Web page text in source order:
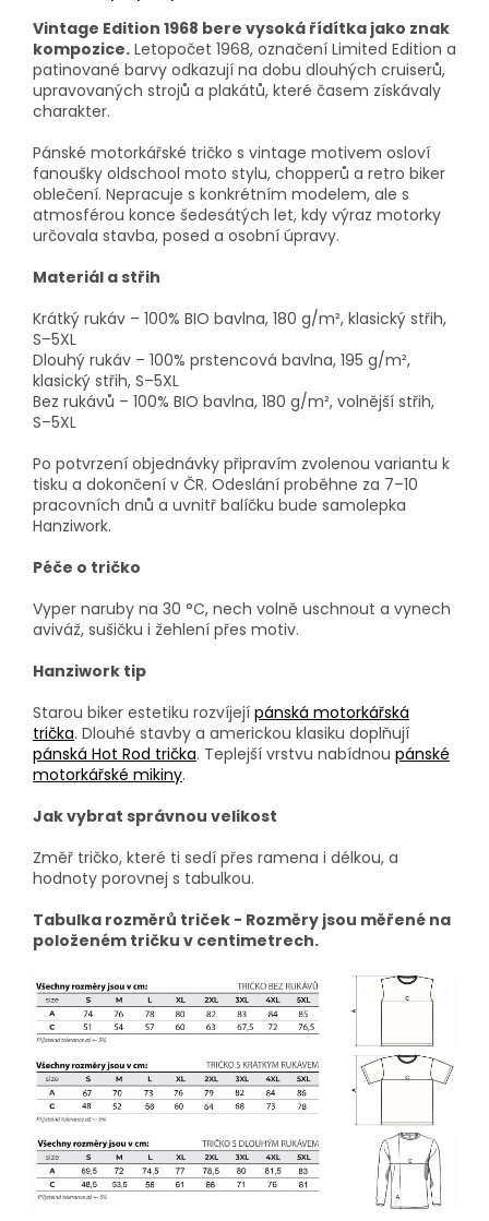
Vintage Edition 1968 bere vysoká řídítka jako znak
kompozice. Letopočet 1968, označení Limited Edition a
patinované barvy odkazují na dobu dlouhých cruiserů,
upravovaných strojů a plakátů, které časem získávaly
charakter.
Pánské motorkářské tričko s vintage motivem osloví
fanoušky oldschool moto stylu, chopperů a retro biker
oblečení. Nepracuje s konkrétním modelem, ale s
atmosférou konce šedesátých let, kdy výraz motorky
určovala stavba, posed a osobní úpravy.
Materiál a střih
Krátký rukáv – 100% BIO bavlna, 180 g/m², klasický střih,
S–5XL
Dlouhý rukáv – 100% prstencová bavlna, 195 g/m²,
klasický střih, S–5XL
Bez rukávů – 100% BIO bavlna, 180 g/m², volnější střih,
S–5XL
Po potvrzení objednávky připravím zvolenou variantu k
tisku a dokončení v ČR. Odeslání proběhne za 7–10
pracovních dnů a uvnitř balíčku bude samolepka
Hanziwork.
Péče o tričko
Vyper naruby na 30 °C, nech volně uschnout a vynech
aviváž, sušičku i žehlení přes motiv.
Hanziwork tip
Starou biker estetiku rozvíjejí pánská motorkářská
trička. Dlouhé stavby a americkou klasiku doplňují
pánská Hot Rod trička. Teplejší vrstvu nabídnou pánské
motorkářské mikiny.
Jak vybrat správnou velikost
Změř tričko, které ti sedí přes ramena i délkou, a
hodnoty porovnej s tabulkou.
Tabulka rozměrů triček - Rozměry jsou měřené na
položeném tričku v centimetrech.